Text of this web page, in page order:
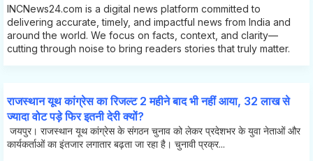
INCNews24.com is a digital news platform committed to
delivering accurate, timely, and impactful news from India and
around the world. We focus on facts, context, and clarity—
cutting through noise to bring readers stories that truly matter.
राजस्थान यूथ कांग्रेस का रिजल्ट 2 महीने बाद भी नहीं आया, 32 लाख से
ज्यादा वोट पड़े फिर इतनी देरी क्यों?
जयपुर। राजस्थान यूथ कांग्रेस के संगठन चुनाव को लेकर प्रदेशभर के युवा नेताओं और
कार्यकर्ताओं का इंतजार लगातार बढ़ता जा रहा है। चुनावी प्रक्र...